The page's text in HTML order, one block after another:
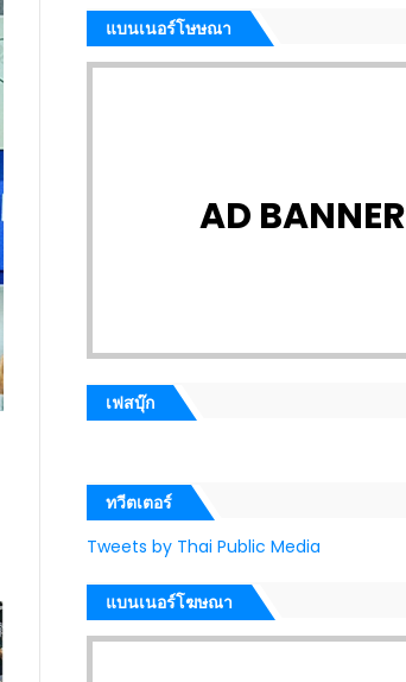
แบนเนอร์โษษณา
AD BANNER
เฟสบุ๊ก
ทวีตเตอร์
Tweets by Thai Public Media
แบนเนอร์โฆษณา